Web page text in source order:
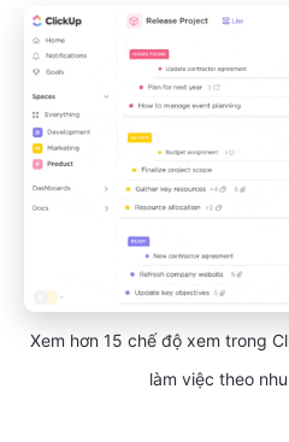
Xem hơn 15 chế độ xem trong
làm việc theo